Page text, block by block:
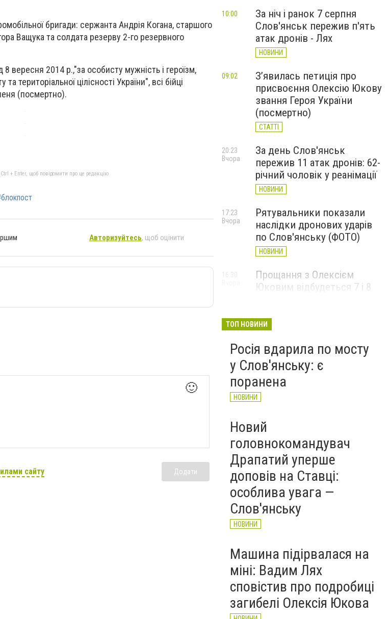
бригади: сержанта Андрія Когана, старшого
Ващука та солдата резерву 2-го резервного
вересня 2014 р.,"за особисту мужність і героїзм,
територіальної цілісності України", всі бійці
(посмертно).
+ Enter, щоб повідомити про це редакцію
Авторизуйтесь, щоб оцінити
🙂
сайту Додати
За ніч і ранок 7 серпня
Слов'янськ пережив п'ять
атак дронів - Лях
НОВИНИ
10:00
З’явилась петиція про
присвоєння Олексію Юкову
звання Героя України
(посмертно)
СТАТТІ
09:02
За день Слов'янськ
пережив 11 атак дронів: 62-
річний чоловік у реанімації
НОВИНИ
20:23
Вчора
Рятувальники показали
наслідки дронових ударів
по Слов'янську (ФОТО)
НОВИНИ
17:23
Вчора
Прощання з Олексієм
Юковим відбудеться 7 і 8
ТОП НОВИНИ
Росія вдарила по мосту
у Слов'янську: є
поранена
НОВИНИ
Новий
головнокомандувач
Драпатий уперше
доповів на Ставці:
особлива увага —
Слов'янську
НОВИНИ
Машина підірвалася на
міні: Вадим Лях
сповістив про подробиці
загибелі Олексія Юкова